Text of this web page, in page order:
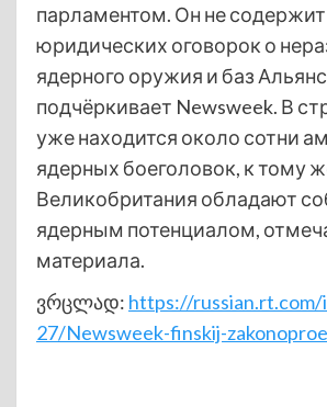
парламентом. Он не содержит
юридических оговорок о
ядерного оружия и баз
подчёркивает Newsweek. В
уже находится около сотни
ядерных боеголовок, к тому
Великобритания обладают
ядерным потенциалом,
материала.
ვრცლად: https://
27/Newsweek-finskij-